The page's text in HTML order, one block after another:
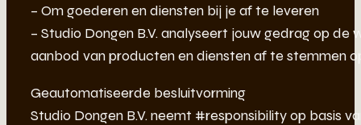
– Om goederen en diensten bij je af te leveren
– Studio Dongen B.V. analyseert jouw gedrag op
aanbod van producten en diensten af te stemmen
Geautomatiseerde besluitvorming
Studio Dongen B.V. neemt #responsibility op basis